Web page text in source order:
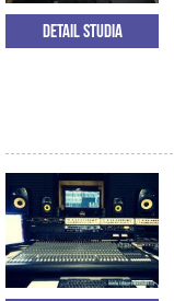
Detail studia